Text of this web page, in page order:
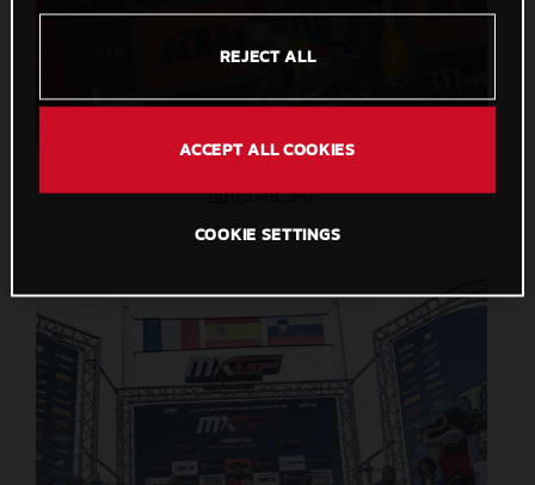
6,5 MB.JPG
REJECT ALL
ACCEPT ALL COOKIES
COOKIE SETTINGS